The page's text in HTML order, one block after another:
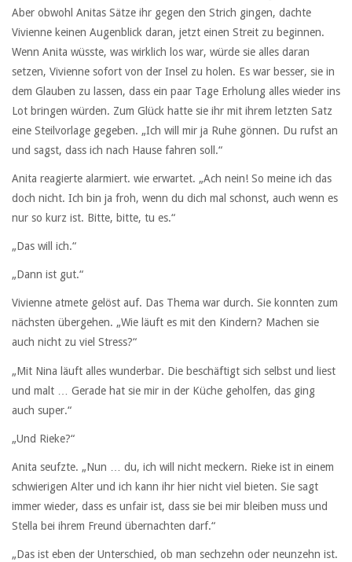
Aber obwohl Anitas Sätze ihr gegen den Strich gingen, dachte
Vivienne keinen Augenblick daran, jetzt einen Streit zu beginnen.
Wenn Anita wüsste, was wirklich los war, würde sie alles daran
setzen, Vivienne sofort von der Insel zu holen. Es war besser, sie in
dem Glauben zu lassen, dass ein paar Tage Erholung alles wieder ins
Lot bringen würden. Zum Glück hatte sie ihr mit ihrem letzten Satz
eine Steilvorlage gegeben. „Ich will mir ja Ruhe gönnen. Du rufst an
und sagst, dass ich nach Hause fahren soll.“
Anita reagierte alarmiert. wie erwartet. „Ach nein! So meine ich das
doch nicht. Ich bin ja froh, wenn du dich mal schonst, auch wenn es
nur so kurz ist. Bitte, bitte, tu es.“
„Das will ich.“
„Dann ist gut.“
Vivienne atmete gelöst auf. Das Thema war durch. Sie konnten zum
nächsten übergehen. „Wie läuft es mit den Kindern? Machen sie
auch nicht zu viel Stress?“
„Mit Nina läuft alles wunderbar. Die beschäftigt sich selbst und liest
und malt … Gerade hat sie mir in der Küche geholfen, das ging
auch super.“
„Und Rieke?“
Anita seufzte. „Nun … du, ich will nicht meckern. Rieke ist in einem
schwierigen Alter und ich kann ihr hier nicht viel bieten. Sie sagt
immer wieder, dass es unfair ist, dass sie bei mir bleiben muss und
Stella bei ihrem Freund übernachten darf.“
„Das ist eben der Unterschied, ob man sechzehn oder neunzehn ist.